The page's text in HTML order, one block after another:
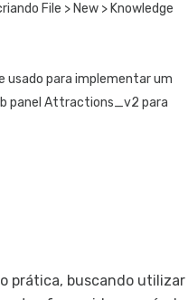
File > New > Knowledge
usado para implementar um
panel Attractions_v2 para
prática, buscando utilizar